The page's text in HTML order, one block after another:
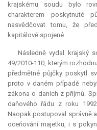
krajskému soudu bylo
charakterem poskytnuté
nasvědčovat tomu, že
kapitálově spojené.
Následně vydal krajský
49/2010-110, kterým
předmětné půjčky poskytl
proto v daném případě
zákona o daních z příjmů.
daňového řádu z roku
Naopak postupoval správně
oceňování majetku, i s